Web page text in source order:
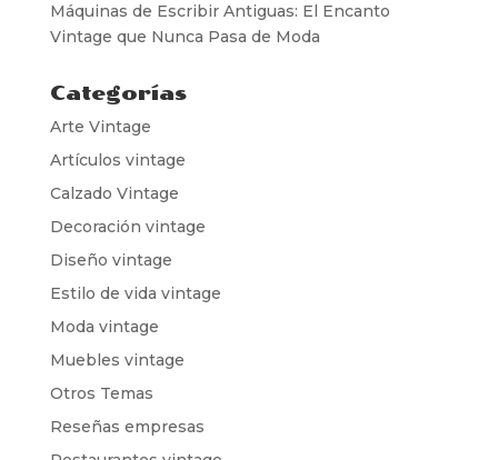
Máquinas de Escribir Antiguas: El Encanto
Vintage que Nunca Pasa de Moda
Categorías
Arte Vintage
Artículos vintage
Calzado Vintage
Decoración vintage
Diseño vintage
Estilo de vida vintage
Moda vintage
Muebles vintage
Otros Temas
Reseñas empresas